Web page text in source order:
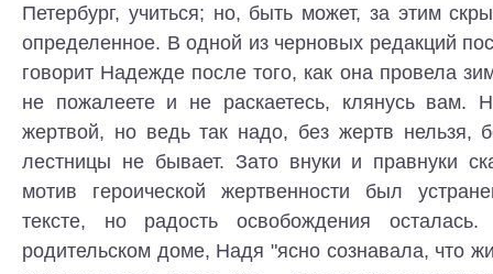
Петербург, учиться; но, быть может, за этим
определенное. В одной из черновых редакций
говорит Надежде после того, как она провела
не пожалеете и не раскаетесь, клянусь вам.
жертвой, но ведь так надо, без жертв нельзя,
лестницы не бывает. Зато внуки и правнуки
мотив героической жертвенности был
тексте, но радость освобождения
родительском доме, Надя "ясно сознавала, что